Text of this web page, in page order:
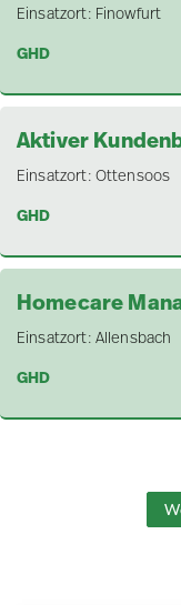
Einsatzort: Finowfurt
GHD
Aktiver
Einsatzort: Ottensoos
GHD
Homecare
Einsatzort: Allensbach
GHD